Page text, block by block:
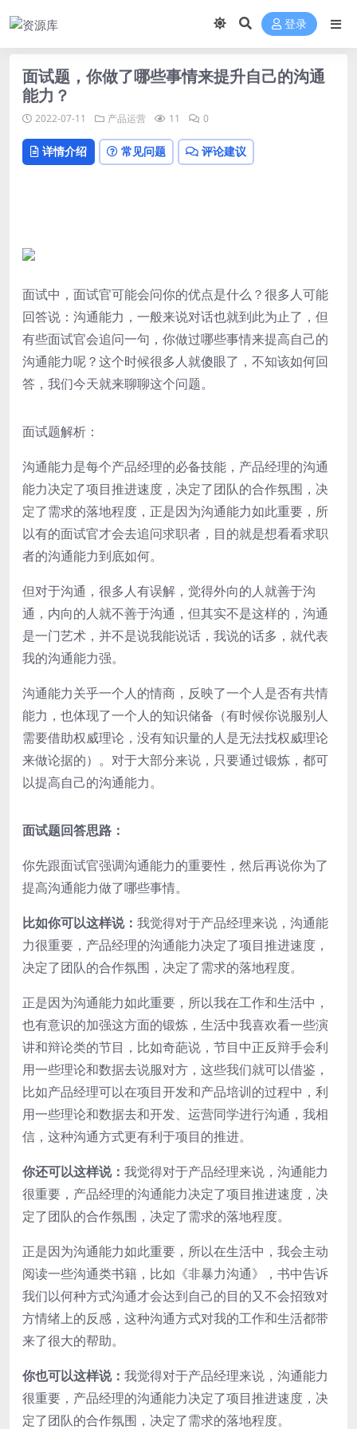
登录
面试题，你做了哪些事情来提升自己的沟通
能力？
2022-07-11 产品运营 11 0
详情介绍 常见问题 评论建议
面试中，面试官可能会问你的优点是什么？很多人可能
回答说：沟通能力，一般来说对话也就到此为止了，但
有些面试官会追问一句，你做过哪些事情来提高自己的
沟通能力呢？这个时候很多人就傻眼了，不知该如何回
答，我们今天就来聊聊这个问题。
面试题解析：
沟通能力是每个产品经理的必备技能，产品经理的沟通
能力决定了项目推进速度，决定了团队的合作氛围，决
定了需求的落地程度，正是因为沟通能力如此重要，所
以有的面试官才会去追问求职者，目的就是想看看求职
者的沟通能力到底如何。
但对于沟通，很多人有误解，觉得外向的人就善于沟
通，内向的人就不善于沟通，但其实不是这样的，沟通
是一门艺术，并不是说我能说话，我说的话多，就代表
我的沟通能力强。
沟通能力关乎一个人的情商，反映了一个人是否有共情
能力，也体现了一个人的知识储备（有时候你说服别人
需要借助权威理论，没有知识量的人是无法找权威理论
来做论据的）。对于大部分来说，只要通过锻炼，都可
以提高自己的沟通能力。
面试题回答思路：
你先跟面试官强调沟通能力的重要性，然后再说你为了
提高沟通能力做了哪些事情。
比如你可以这样说： 我觉得对于产品经理来说，沟通能
力很重要，产品经理的沟通能力决定了项目推进速度，
决定了团队的合作氛围，决定了需求的落地程度。
正是因为沟通能力如此重要，所以我在工作和生活中，
也有意识的加强这方面的锻炼，生活中我喜欢看一些演
讲和辩论类的节目，比如奇葩说，节目中正反辩手会利
用一些理论和数据去说服对方，这些我们就可以借鉴，
比如产品经理可以在项目开发和产品培训的过程中，利
用一些理论和数据去和开发、运营同学进行沟通，我相
信，这种沟通方式更有利于项目的推进。
你还可以这样说： 我觉得对于产品经理来说，沟通能力
很重要，产品经理的沟通能力决定了项目推进速度，决
定了团队的合作氛围，决定了需求的落地程度。
正是因为沟通能力如此重要，所以在生活中，我会主动
阅读一些沟通类书籍，比如《非暴力沟通》，书中告诉
我们以何种方式沟通才会达到自己的目的又不会招致对
方情绪上的反感，这种沟通方式对我的工作和生活都带
来了很大的帮助。
你也可以这样说： 我觉得对于产品经理来说，沟通能力
很重要，产品经理的沟通能力决定了项目推进速度，决
定了团队的合作氛围，决定了需求的落地程度。